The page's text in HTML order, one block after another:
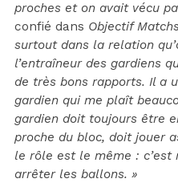
proches et on avait vécu
confié dans Objectif
surtout dans la relation
l’entraîneur des gardiens
de très bons rapports. Il a
gardien qui me plaît
gardien doit toujours être
proche du bloc, doit jouer
le rôle est le même : c’est
arrêter les ballons. »